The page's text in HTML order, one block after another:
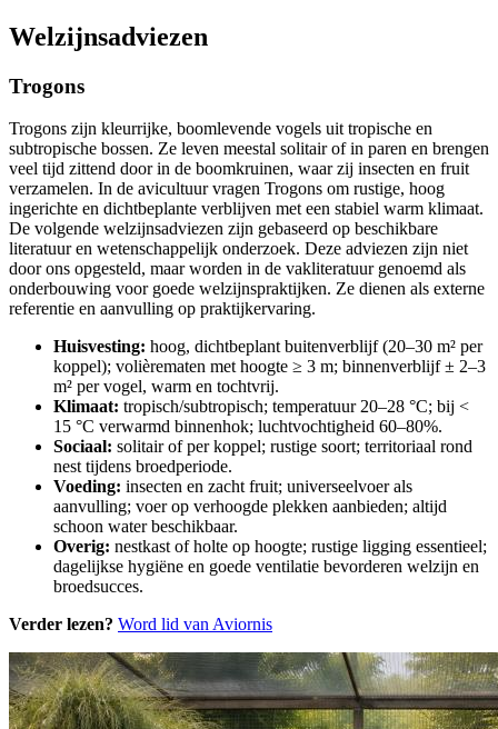
Welzijnsadviezen
Trogons
Trogons zijn kleurrijke, boomlevende vogels uit tropische en
subtropische bossen. Ze leven meestal solitair of in paren en brengen
veel tijd zittend door in de boomkruinen, waar zij insecten en fruit
verzamelen. In de avicultuur vragen Trogons om rustige, hoog
ingerichte en dichtbeplante verblijven met een stabiel warm klimaat.
De volgende welzijnsadviezen zijn gebaseerd op beschikbare
literatuur en wetenschappelijk onderzoek. Deze adviezen zijn niet
door ons opgesteld, maar worden in de vakliteratuur genoemd als
onderbouwing voor goede welzijnspraktijken. Ze dienen als externe
referentie en aanvulling op praktijkervaring.
Huisvesting: hoog, dichtbeplant buitenverblijf (20–30 m² per
koppel); volièrematen met hoogte ≥ 3 m; binnenverblijf ± 2–3
m² per vogel, warm en tochtvrij.
Klimaat: tropisch/subtropisch; temperatuur 20–28 °C; bij <
15 °C verwarmd binnenhok; luchtvochtigheid 60–80%.
Sociaal: solitair of per koppel; rustige soort; territoriaal rond
nest tijdens broedperiode.
Voeding: insecten en zacht fruit; universeelvoer als
aanvulling; voer op verhoogde plekken aanbieden; altijd
schoon water beschikbaar.
Overig: nestkast of holte op hoogte; rustige ligging essentieel;
dagelijkse hygiëne en goede ventilatie bevorderen welzijn en
broedsucces.
Verder lezen? Word lid van Aviornis